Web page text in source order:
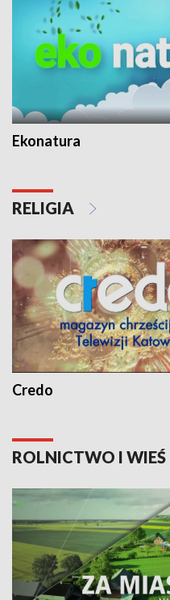
Ekonatura
RELIGIA
Credo
ROLNICTWO I WIEŚ